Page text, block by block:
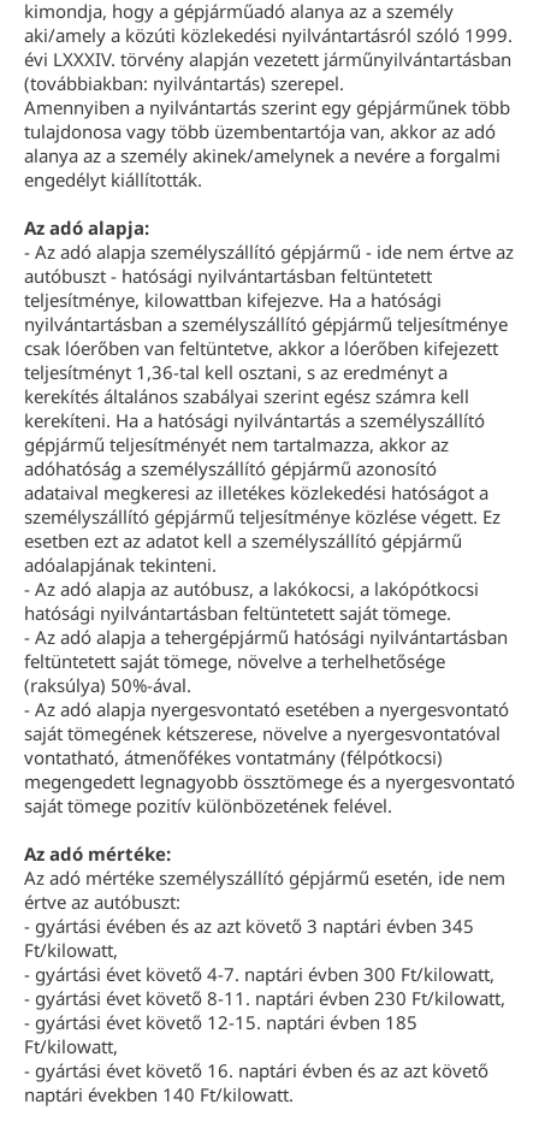
kimondja, hogy a gépjárműadó alanya az a személy
aki/amely a közúti közlekedési nyilvántartásról szóló 1999.
évi LXXXIV. törvény alapján vezetett járműnyilvántartásban
(továbbiakban: nyilvántartás) szerepel.
Amennyiben a nyilvántartás szerint egy gépjárműnek több
tulajdonosa vagy több üzembentartója van, akkor az adó
alanya az a személy akinek/amelynek a nevére a forgalmi
engedélyt kiállították.
Az adó alapja:
- Az adó alapja személyszállító gépjármű - ide nem értve az
autóbuszt - hatósági nyilvántartásban feltüntetett
teljesítménye, kilowattban kifejezve. Ha a hatósági
nyilvántartásban a személyszállító gépjármű teljesítménye
csak lóerőben van feltüntetve, akkor a lóerőben kifejezett
teljesítményt 1,36-tal kell osztani, s az eredményt a
kerekítés általános szabályai szerint egész számra kell
kerekíteni. Ha a hatósági nyilvántartás a személyszállító
gépjármű teljesítményét nem tartalmazza, akkor az
adóhatóság a személyszállító gépjármű azonosító
adataival megkeresi az illetékes közlekedési hatóságot a
személyszállító gépjármű teljesítménye közlése végett. Ez
esetben ezt az adatot kell a személyszállító gépjármű
adóalapjának tekinteni.
- Az adó alapja az autóbusz, a lakókocsi, a lakópótkocsi
hatósági nyilvántartásban feltüntetett saját tömege.
- Az adó alapja a tehergépjármű hatósági nyilvántartásban
feltüntetett saját tömege, növelve a terhelhetősége
(raksúlya) 50%-ával.
- Az adó alapja nyergesvontató esetében a nyergesvontató
saját tömegének kétszerese, növelve a nyergesvontatóval
vontatható, átmenőfékes vontatmány (félpótkocsi)
megengedett legnagyobb össztömege és a nyergesvontató
saját tömege pozitív különbözetének felével.
Az adó mértéke:
Az adó mértéke személyszállító gépjármű esetén, ide nem
értve az autóbuszt:
- gyártási évében és az azt követő 3 naptári évben 345
Ft/kilowatt,
- gyártási évet követő 4-7. naptári évben 300 Ft/kilowatt,
- gyártási évet követő 8-11. naptári évben 230 Ft/kilowatt,
- gyártási évet követő 12-15. naptári évben 185
Ft/kilowatt,
- gyártási évet követő 16. naptári évben és az azt követő
naptári években 140 Ft/kilowatt.